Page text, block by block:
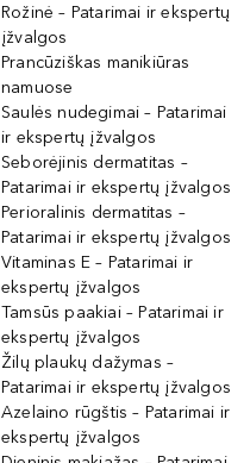
Rožinė – Patarimai ir ekspertų
įžvalgos
Prancūziškas manikiūras
namuose
Saulės nudegimai – Patarimai
ir ekspertų įžvalgos
Seborėjinis dermatitas –
Patarimai ir ekspertų įžvalgos
Perioralinis dermatitas –
Patarimai ir ekspertų įžvalgos
Vitaminas E – Patarimai ir
ekspertų įžvalgos
Tamsūs paakiai – Patarimai ir
ekspertų įžvalgos
Žilų plaukų dažymas –
Patarimai ir ekspertų įžvalgos
Azelaino rūgštis – Patarimai ir
ekspertų įžvalgos